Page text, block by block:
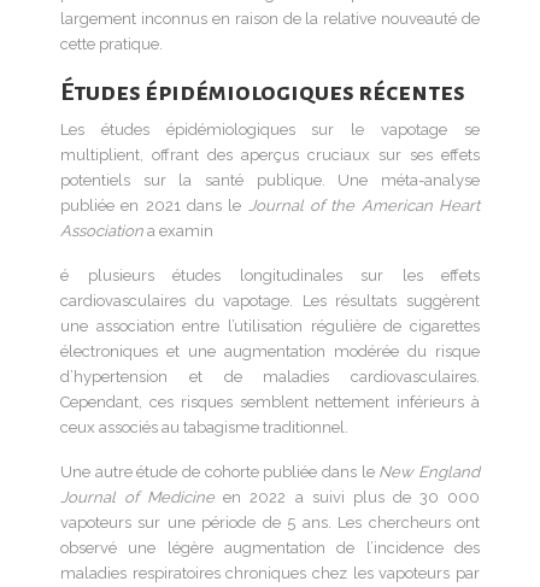
largement inconnus en raison de la relative nouveauté de
cette pratique.
Études épidémiologiques récentes
Les études épidémiologiques sur le vapotage se
multiplient, offrant des aperçus cruciaux sur ses effets
potentiels sur la santé publique. Une méta-analyse
publiée en 2021 dans le Journal of the American Heart
Association a examin
é plusieurs études longitudinales sur les effets
cardiovasculaires du vapotage. Les résultats suggèrent
une association entre l’utilisation régulière de cigarettes
électroniques et une augmentation modérée du risque
d’hypertension et de maladies cardiovasculaires.
Cependant, ces risques semblent nettement inférieurs à
ceux associés au tabagisme traditionnel.
Une autre étude de cohorte publiée dans le New England
Journal of Medicine en 2022 a suivi plus de 30 000
vapoteurs sur une période de 5 ans. Les chercheurs ont
observé une légère augmentation de l’incidence des
maladies respiratoires chroniques chez les vapoteurs par